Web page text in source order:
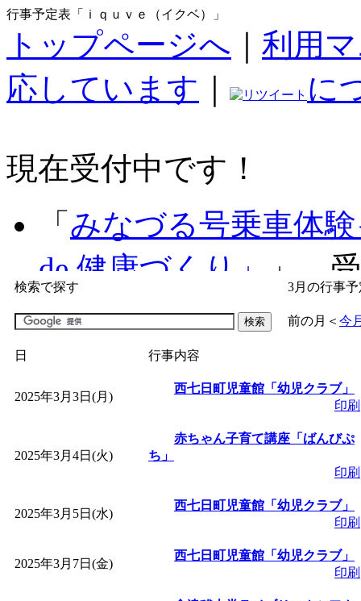
行事予定表「ｉｑｕｖｅ（イクベ）」
トップページへ
利用
応しています
に
現在受付中です！
「 みなづる号乗車体
de 健康づくり」
」 受
「子育て交流広場「
間：2026/07/09～
「皆鶴姫のこびる塾
～」 受付期間：～
子育て講座「ばん
2026/07/10～2026/08/
「子育て交流広場「
検索で探す 3月の行事予
前の月 ＜ 今
日 行事内容
2025年3月3日(月)
西七日町児童館「幼児クラブ」
印刷
2025年3月4日(火)
赤ちゃん子育て講座「ばんびぷ
ち」
印刷
2025年3月5日(水)
西七日町児童館「幼児クラブ」
印刷
2025年3月7日(金)
西七日町児童館「幼児クラブ」
印刷